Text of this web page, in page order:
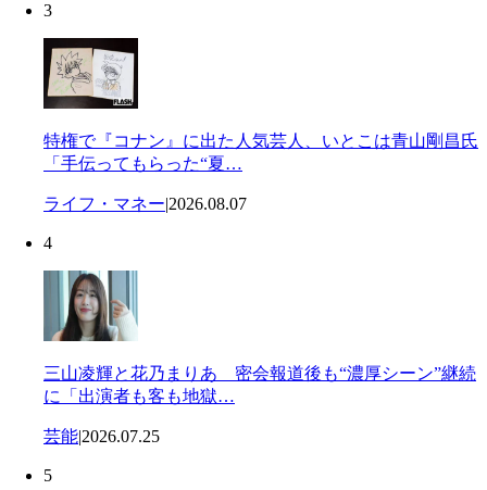
3
特権で『コナン』に出た人気芸人、いとこは青山剛昌氏
「手伝ってもらった“夏…
ライフ・マネー|2026.08.07
4
三山凌輝と花乃まりあ 密会報道後も“濃厚シーン”継続
に「出演者も客も地獄…
芸能|2026.07.25
5